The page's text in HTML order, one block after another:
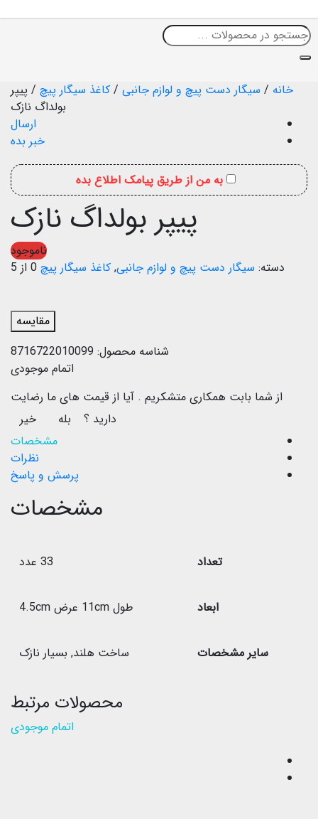
خانه / سیگار دست پیچ و لوازم جانبی / کاغذ سیگار پیچ / پیپر
بولداگ نازک
ارسال
خبر بده
به من از طریق پیامک اطلاع بده
پیپر بولداگ نازک
ناموجود
دسته: سیگار دست پیچ و لوازم جانبی, کاغذ سیگار پیچ 0 از 5
مقایسه
شناسه محصول: 8716722010099
اتمام موجودی
از شما بابت همکاری متشکریم . آیا از قیمت های ما رضایت
دارید ؟
بله
خیر
مشخصات
نظرات
پرسش و پاسخ
مشخصات
تعداد 33 عدد
ابعاد طول 11cm عرض 4.5cm
سایر مشخصات ساخت هلند, بسیار نازک
محصولات مرتبط
اتمام موجودی